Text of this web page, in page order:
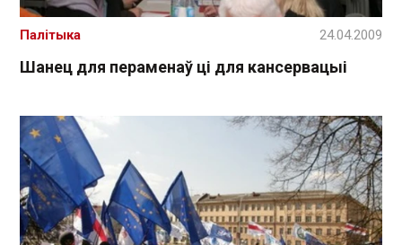
Шанец для пераменаў ці для кансервацыі
Палітыка 24.04.2009